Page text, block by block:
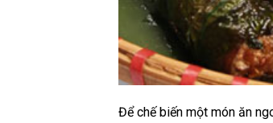
Để chế biến một món ăn